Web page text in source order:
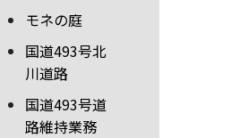
モネの庭
国道493号北
川道路
国道493号道
路維持業務